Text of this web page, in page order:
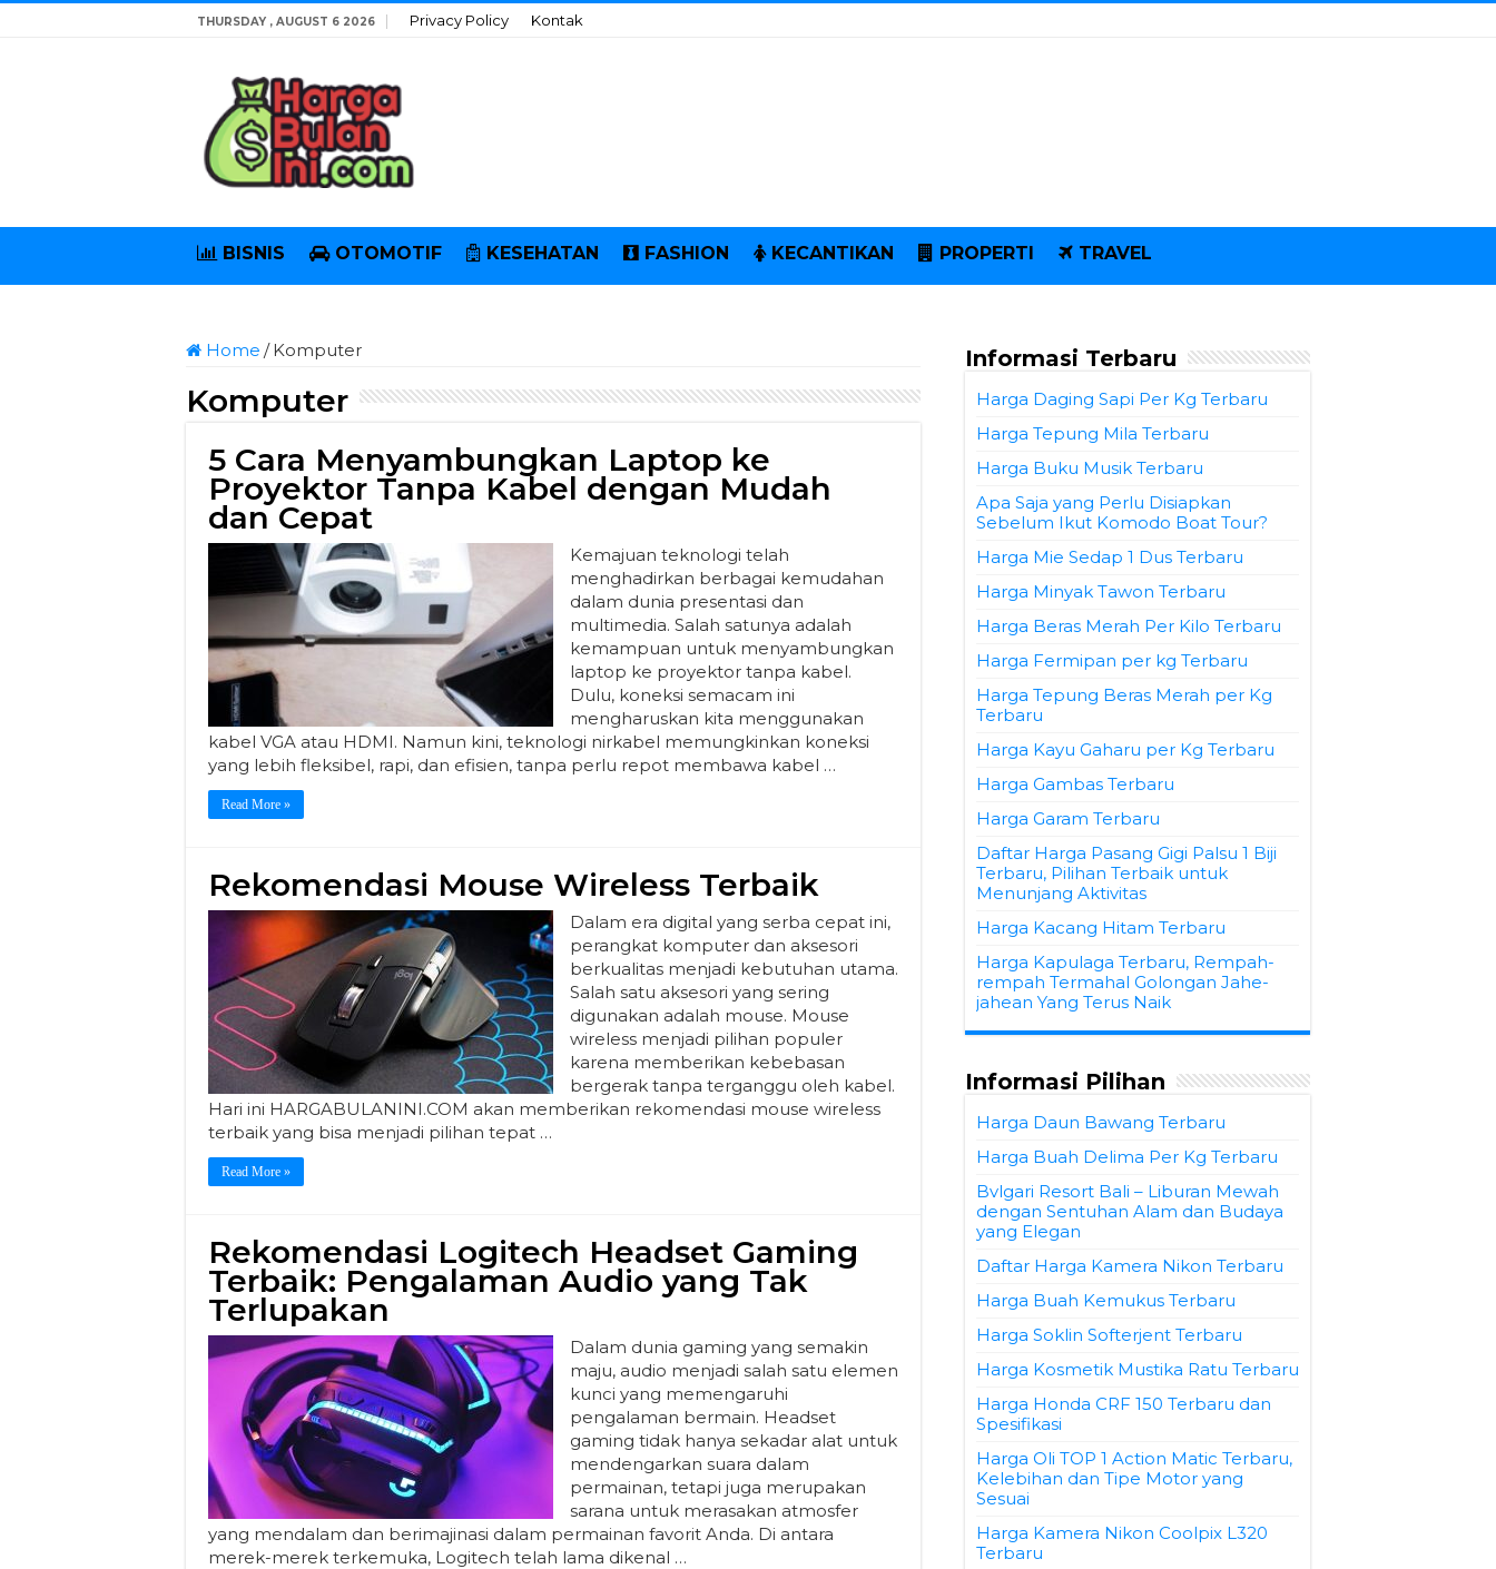
THURSDAY , AUGUST 6 2026 Privacy Policy Kontak
BISNIS OTOMOTIF KESEHATAN FASHION KECANTIKAN PROPERTI TRAVEL
Home / Komputer
Komputer
5 Cara Menyambungkan Laptop ke
Proyektor Tanpa Kabel dengan Mudah
dan Cepat
Kemajuan teknologi telah
menghadirkan berbagai kemudahan
dalam dunia presentasi dan
multimedia. Salah satunya adalah
kemampuan untuk menyambungkan
laptop ke proyektor tanpa kabel.
Dulu, koneksi semacam ini
mengharuskan kita menggunakan
kabel VGA atau HDMI. Namun kini, teknologi nirkabel memungkinkan koneksi
yang lebih fleksibel, rapi, dan efisien, tanpa perlu repot membawa kabel …
Read More »
Rekomendasi Mouse Wireless Terbaik
Dalam era digital yang serba cepat ini,
perangkat komputer dan aksesori
berkualitas menjadi kebutuhan utama.
Salah satu aksesori yang sering
digunakan adalah mouse. Mouse
wireless menjadi pilihan populer
karena memberikan kebebasan
bergerak tanpa terganggu oleh kabel.
Hari ini HARGABULANINI.COM akan memberikan rekomendasi mouse wireless
terbaik yang bisa menjadi pilihan tepat …
Read More »
Rekomendasi Logitech Headset Gaming
Terbaik: Pengalaman Audio yang Tak
Terlupakan
Dalam dunia gaming yang semakin
maju, audio menjadi salah satu elemen
kunci yang memengaruhi
pengalaman bermain. Headset
gaming tidak hanya sekadar alat untuk
mendengarkan suara dalam
permainan, tetapi juga merupakan
sarana untuk merasakan atmosfer
yang mendalam dan berimajinasi dalam permainan favorit Anda. Di antara
merek-merek terkemuka, Logitech telah lama dikenal …
Informasi Terbaru
Harga Daging Sapi Per Kg Terbaru
Harga Tepung Mila Terbaru
Harga Buku Musik Terbaru
Apa Saja yang Perlu Disiapkan
Sebelum Ikut Komodo Boat Tour?
Harga Mie Sedap 1 Dus Terbaru
Harga Minyak Tawon Terbaru
Harga Beras Merah Per Kilo Terbaru
Harga Fermipan per kg Terbaru
Harga Tepung Beras Merah per Kg
Terbaru
Harga Kayu Gaharu per Kg Terbaru
Harga Gambas Terbaru
Harga Garam Terbaru
Daftar Harga Pasang Gigi Palsu 1 Biji
Terbaru, Pilihan Terbaik untuk
Menunjang Aktivitas
Harga Kacang Hitam Terbaru
Harga Kapulaga Terbaru, Rempah-
rempah Termahal Golongan Jahe-
jahean Yang Terus Naik
Informasi Pilihan
Harga Daun Bawang Terbaru
Harga Buah Delima Per Kg Terbaru
Bvlgari Resort Bali – Liburan Mewah
dengan Sentuhan Alam dan Budaya
yang Elegan
Daftar Harga Kamera Nikon Terbaru
Harga Buah Kemukus Terbaru
Harga Soklin Softerjent Terbaru
Harga Kosmetik Mustika Ratu Terbaru
Harga Honda CRF 150 Terbaru dan
Spesifikasi
Harga Oli TOP 1 Action Matic Terbaru,
Kelebihan dan Tipe Motor yang
Sesuai
Harga Kamera Nikon Coolpix L320
Terbaru